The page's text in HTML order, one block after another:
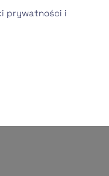
prywatności i